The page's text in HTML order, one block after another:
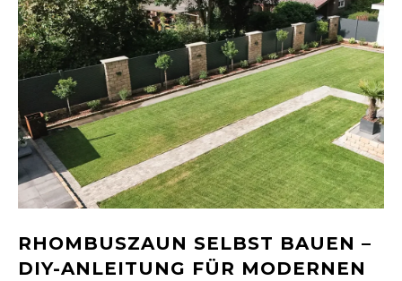
RHOMBUSZAUN SELBST BAUEN –
DIY-ANLEITUNG FÜR MODERNEN